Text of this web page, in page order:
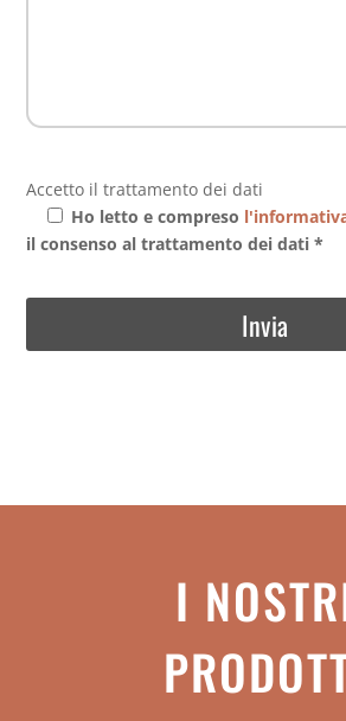
Accetto il trattamento dei dati
Ho letto e compreso
il consenso al trattamento dei dati *
I